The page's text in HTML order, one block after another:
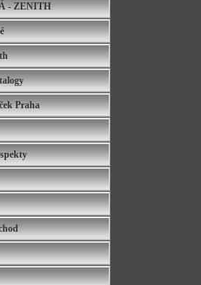
- ZENITH
Praha